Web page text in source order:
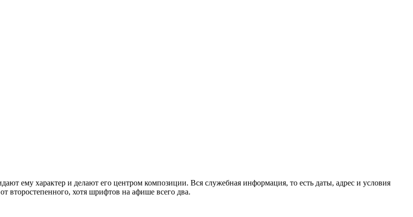
ему характер и делают его центром композиции. Вся служебная информация, то есть даты, адрес и условия
второстепенного, хотя шрифтов на афише всего два.